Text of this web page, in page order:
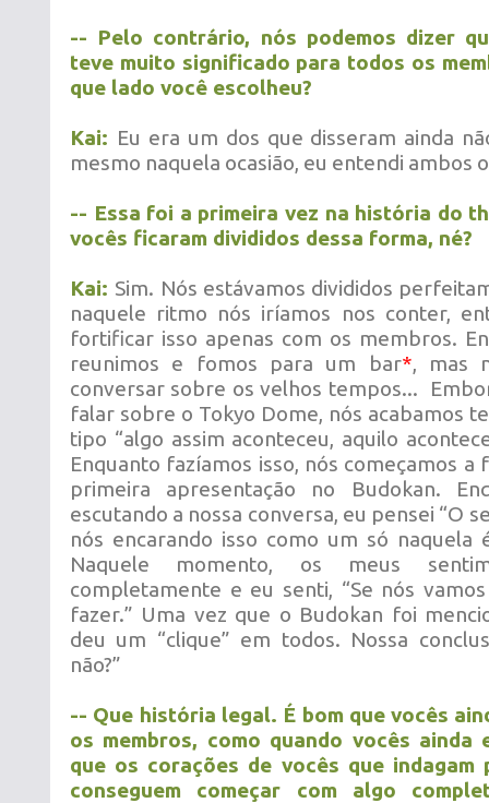
-- Pelo contrário, nós podemos dizer
teve muito significado para todos os
que lado você escolheu?
Kai: Eu era um dos que disseram ainda
mesmo naquela ocasião, eu entendi ambos
-- Essa foi a primeira vez na história do
vocês ficaram divididos dessa forma, né?
Kai: Sim. Nós estávamos divididos
naquele ritmo nós iríamos nos conter,
fortificar isso apenas com os membros.
reunimos e fomos para um bar*, mas
conversar sobre os velhos tempos...
falar sobre o Tokyo Dome, nós acabamos
tipo “algo assim aconteceu, aquilo
Enquanto fazíamos isso, nós começamos a
primeira apresentação no Budokan.
escutando a nossa conversa, eu pensei “O
nós encarando isso como um só naquela
Naquele momento, os meus
completamente e eu senti, “Se nós
fazer.” Uma vez que o Budokan foi
deu um “clique” em todos. Nossa
não?”
-- Que história legal. É bom que vocês
os membros, como quando vocês ainda
que os corações de vocês que indagam
conseguem começar com algo